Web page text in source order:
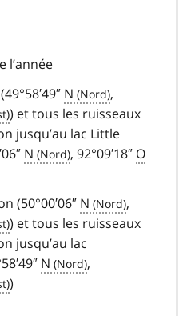
l’année
N
,
) et tous les ruisseaux
jusqu’au lac Little
N , 92°09′18″ O
(50°00′06″ N
,
) et tous les ruisseaux
jusqu’au lac
N
,
)